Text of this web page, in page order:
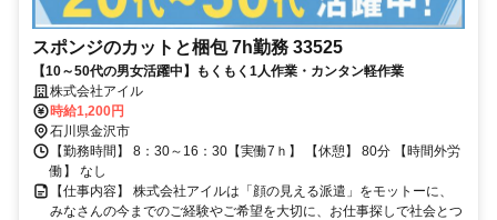
スポンジのカットと梱包 7h勤務 33525
【10～50代の男女活躍中】もくもく1人作業・カンタン軽作業
株式会社アイル
時給1,200円
石川県金沢市
【勤務時間】 8：30～16：30【実働7ｈ】 【休憩】 80分 【時間外労
働】 なし
【仕事内容】 株式会社アイルは「顔の見える派遣」をモットーに、
みなさんの今までのご経験やご希望を大切に、お仕事探しで社会とつ